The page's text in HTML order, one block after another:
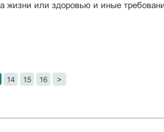
жизни или здоровью и иные
14 15 16 >